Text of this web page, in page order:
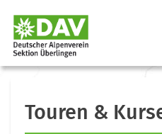
Touren &